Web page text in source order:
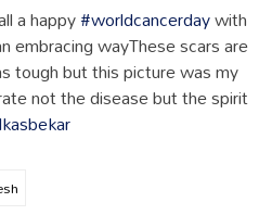
a happy#worldcancerdaywith
embracing wayThese scars are
tough but this picture was my
not the disease but the spirit